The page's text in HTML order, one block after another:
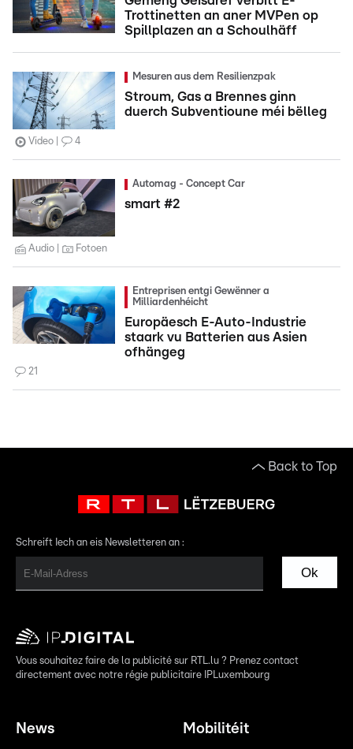
Trottinetten an aner MVPen op
Spillplazen an a Schoulhäff
Mesuren aus dem Resilienzpak
Stroum, Gas a Brennes ginn
duerch Subventioune méi bëlleg
Video 4
Automag - Concept Car
smart #2
Audio Fotoen
Entreprisen entgi Gewënner a
Milliardenhéicht
Europäesch E-Auto-Industrie
staark vu Batterien aus Asien
ofhängeg
21
Back to Top
Schreift Iech an eis Newsletteren an :
Ok
Vous souhaitez faire de la publicité sur RTL.lu ? Prenez contact
directement avec notre régie publicitaire IPLuxembourg
News Mobilitéit